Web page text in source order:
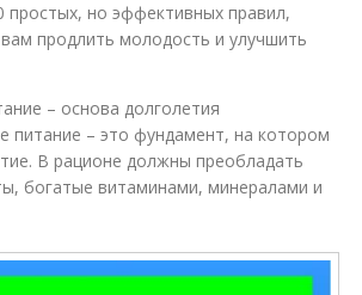
но эффективных правил,
продлить молодость и улучшить
– основа долголетия
питание – это фундамент, на котором
В рационе должны преобладать
богатые витаминами, минералами и